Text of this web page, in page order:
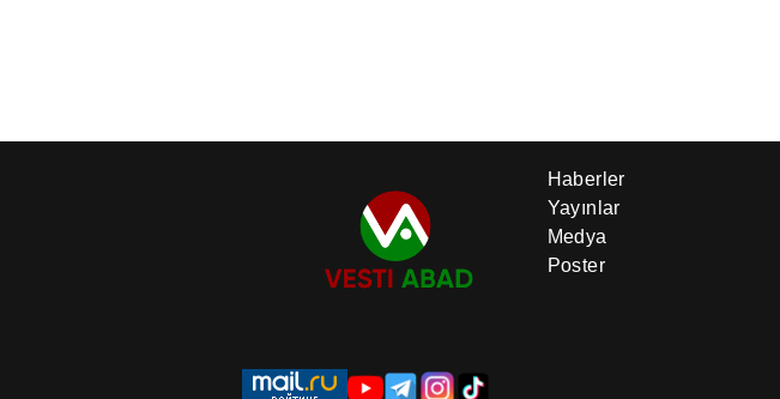
Haberler
Yayınlar
Medya
Poster